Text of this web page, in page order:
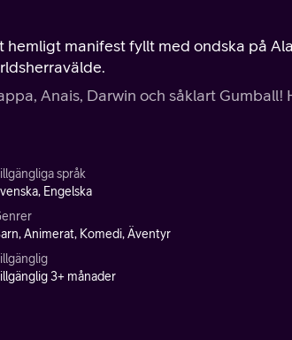
manifest fyllt med ondska på
Anais, Darwin och såklart Gumball!
språk
Engelska
Animerat, Komedi, Äventyr
3+ månader